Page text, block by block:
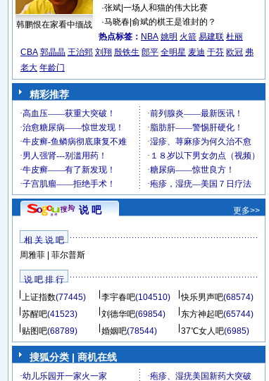
韩鹏恨在家看中缅战
·张斌| 一场人和猫的伟大比赛
·马晓春| 俞斌的棋王是谁封的？
热点标签： NBA 姚明 火箭 易建联 杜丽
CBA 郭晶晶 王治郅 刘翔 殷铁生 郎平 全明星 麦迪 于芬 欧冠 弗
老大 年龄门
精彩推荐
说 吧 更多>>
相 关 说 吧
周雅菲| 菲尔普斯
说 吧 排 行
上证指数(77445) 李宇春吧(104510) 快乐男声吧(68574)
苏醒吧(41523) 刘德华吧(69854) 东方神起吧(65744)
贴图吧(68789) 婚姻吧(78544) 37℃女人吧(6985)
搜狐分类 | 商机在线